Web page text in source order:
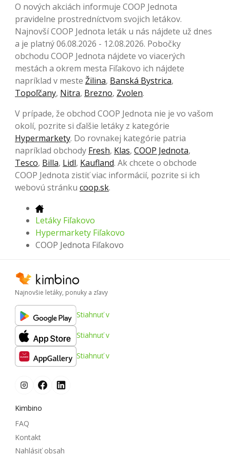
O nových akciách informuje COOP Jednota
pravidelne prostredníctvom svojich letákov.
Najnovší COOP Jednota leták u nás nájdete už dnes
a je platný 06.08.2026 - 12.08.2026. Pobočky
obchodu COOP Jednota nájdete vo viacerých
mestách a okrem mesta Fiľakovo ich nájdete
napríklad v meste Žilina, Banská Bystrica,
Topoľčany, Nitra, Brezno, Zvolen.
V prípade, že obchod COOP Jednota nie je vo vašom
okolí, pozrite si ďalšie letáky z kategórie
Hypermarkety. Do rovnakej kategórie patria
napríklad obchody Fresh, Klas, COOP Jednota,
Tesco, Billa, Lidl, Kaufland. Ak chcete o obchode
COOP Jednota zistiť viac informácií, pozrite si ich
webovú stránku coop.sk.
Letáky Fiľakovo
Hypermarkety Fiľakovo
COOP Jednota Fiľakovo
Najnovšie letáky, ponuky a zľavy
Stiahnuť v
Stiahnuť v
Stiahnuť v
Kimbino
FAQ
Kontakt
Nahlásiť obsah